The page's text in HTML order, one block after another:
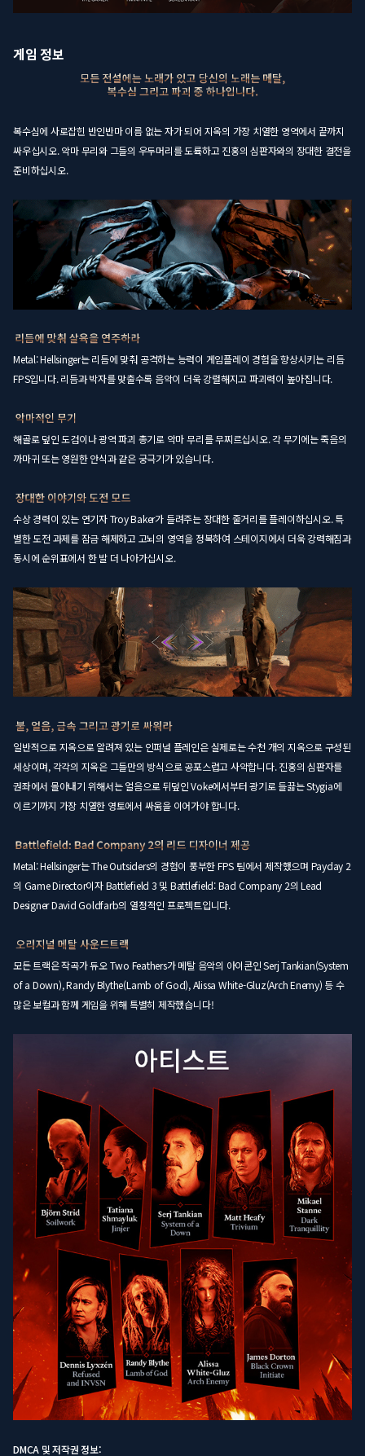
게임 정보
복수심에 사로잡힌 반인반마 이름 없는 자가 되어 지옥의 가장 치열한 영역에서 끝까지
싸우십시오. 악마 무리와 그들의 우두머리를 도륙하고 진홍의 심판자와의 장대한 결전을
준비하십시오.
Metal: Hellsinger는 리듬에 맞춰 공격하는 능력이 게임플레이 경험을 향상시키는 리듬
FPS입니다. 리듬과 박자를 맞출수록 음악이 더욱 강렬해지고 파괴력이 높아집니다.
해골로 덮인 도검이나 광역 파괴 총기로 악마 무리를 무찌르십시오. 각 무기에는 죽음의
까마귀 또는 영원한 안식과 같은 궁극기가 있습니다.
수상 경력이 있는 연기자 Troy Baker가 들려주는 장대한 줄거리를 플레이하십시오. 특
별한 도전 과제를 잠금 해제하고 고뇌의 영역을 정복하여 스테이지에서 더욱 강력해짐과
동시에 순위표에서 한 발 더 나아가십시오.
일반적으로 지옥으로 알려져 있는 인퍼널 플레인은 실제로는 수천 개의 지옥으로 구성된
세상이며, 각각의 지옥은 그들만의 방식으로 공포스럽고 사악합니다. 진홍의 심판자를
권좌에서 몰아내기 위해서는 얼음으로 뒤덮인 Voke에서부터 광기로 들끓는 Stygia에
이르기까지 가장 치열한 영토에서 싸움을 이어가야 합니다.
Metal: Hellsinger는 The Outsiders의 경험이 풍부한 FPS 팀에서 제작했으며 Payday 2
의 Game Director이자 Battlefield 3 및 Battlefield: Bad Company 2의 Lead
Designer David Goldfarb의 열정적인 프로젝트입니다.
모든 트랙은 작곡가 듀오 Two Feathers가 메탈 음악의 아이콘인 Serj Tankian(System
of a Down), Randy Blythe(Lamb of God), Alissa White-Gluz(Arch Enemy) 등 수
많은 보컬과 함께 게임을 위해 특별히 제작했습니다!
DMCA 및 저작권 정보: